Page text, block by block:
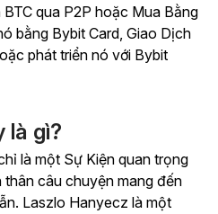
qua P2P hoặc Mua Bằng
bằng Bybit Card, Giao Dịch
phát triển nó với Bybit
là gì?
là một Sự Kiện quan trọng
câu chuyện mang đến
Laszlo Hanyecz là một